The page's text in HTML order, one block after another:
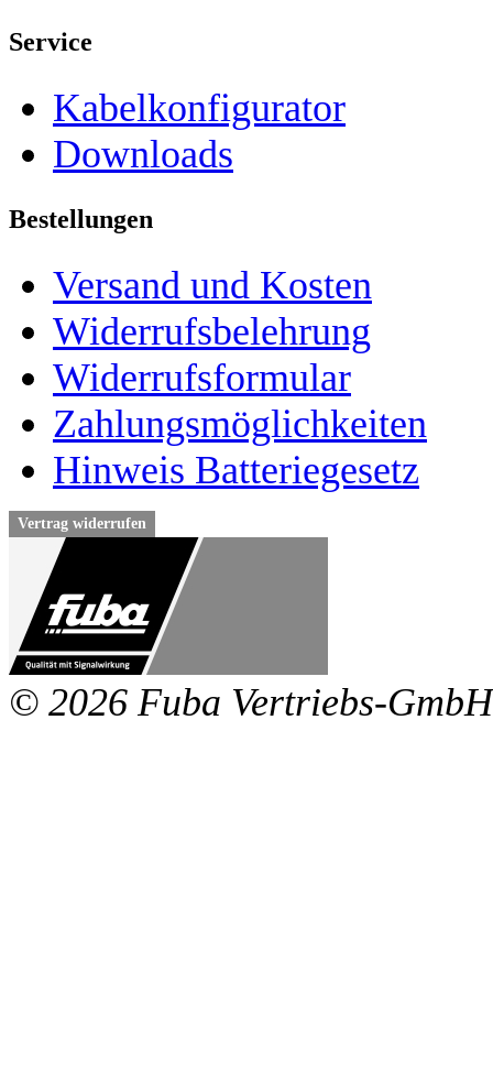
Service
Kabelkonfigurator
Downloads
Bestellungen
Versand und Kosten
Widerrufsbelehrung
Widerrufsformular
Zahlungsmöglichkeiten
Hinweis Batteriegesetz
Vertrag widerrufen
© 2026 Fuba Vertriebs-GmbH